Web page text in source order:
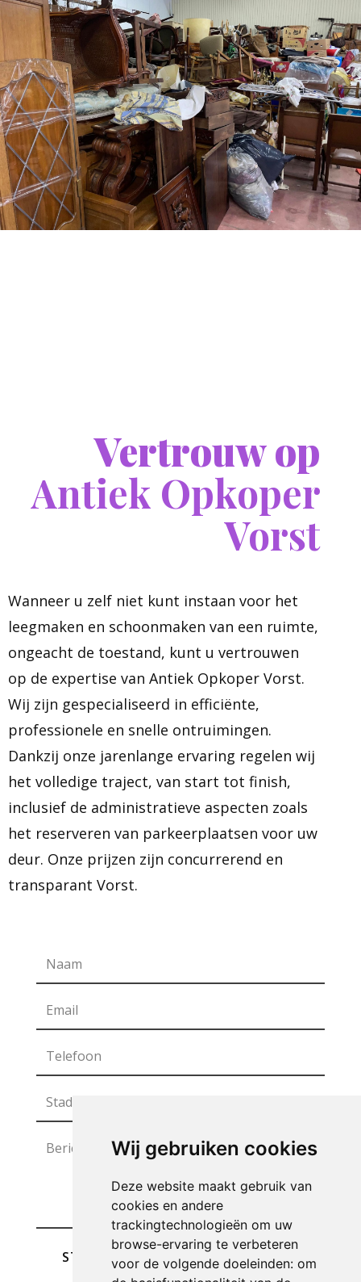
Wij gebruiken cookies
Deze website maakt gebruik van
cookies en andere
trackingtechnologieën om uw
browse-ervaring te verbeteren
voor de volgende doeleinden: om
Vertrouw op
Antiek Opkoper
Vorst
Wanneer u zelf niet kunt instaan voor het
leegmaken en schoonmaken van een ruimte,
ongeacht de toestand, kunt u vertrouwen
op de expertise van Antiek Opkoper Vorst.
Wij zijn gespecialiseerd in efficiënte,
professionele en snelle ontruimingen.
Dankzij onze jarenlange ervaring regelen wij
het volledige traject, van start tot finish,
inclusief de administratieve aspecten zoals
het reserveren van parkeerplaatsen voor uw
deur. Onze prijzen zijn concurrerend en
transparant Vorst.
STUREN